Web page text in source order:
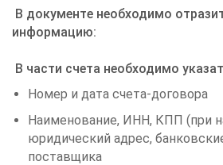
В документе необходимо
информацию:
В части счета необходимо
Номер и дата счета-договора
Наименование, ИНН, КПП (при
юридический адрес,
поставщика